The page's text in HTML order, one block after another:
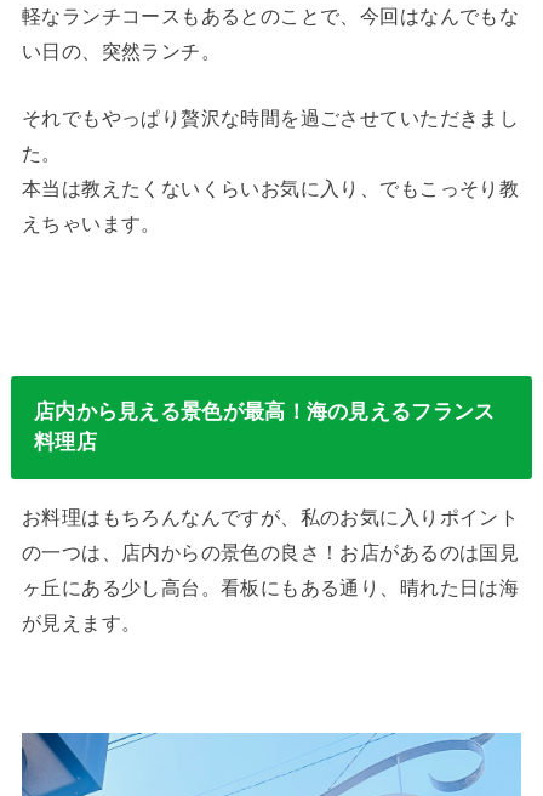
軽なランチコースもあるとのことで、今回はなんでもな
い日の、突然ランチ。
それでもやっぱり贅沢な時間を過ごさせていただきまし
た。
本当は教えたくないくらいお気に入り、でもこっそり教
えちゃいます。
店内から見える景色が最高！海の見えるフランス
料理店
お料理はもちろんなんですが、私のお気に入りポイント
の一つは、店内からの景色の良さ！お店があるのは国見
ヶ丘にある少し高台。看板にもある通り、晴れた日は海
が見えます。